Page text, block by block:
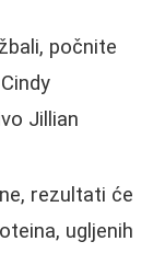
počnite
Jillian
rezultati će
ugljenih